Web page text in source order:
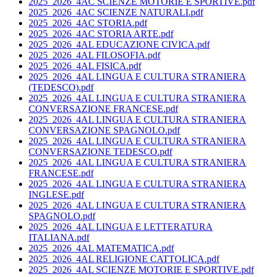
2025_2026_4AC SCIENZE NATURALI.pdf
2025_2026_4AC STORIA.pdf
2025_2026_4AC STORIA ARTE.pdf
2025_2026_4AL EDUCAZIONE CIVICA.pdf
2025_2026_4AL FILOSOFIA.pdf
2025_2026_4AL FISICA.pdf
2025_2026_4AL LINGUA E CULTURA STRANIERA
(TEDESCO).pdf
2025_2026_4AL LINGUA E CULTURA STRANIERA
CONVERSAZIONE FRANCESE.pdf
2025_2026_4AL LINGUA E CULTURA STRANIERA
CONVERSAZIONE SPAGNOLO.pdf
2025_2026_4AL LINGUA E CULTURA STRANIERA
CONVERSAZIONE TEDESCO.pdf
2025_2026_4AL LINGUA E CULTURA STRANIERA
FRANCESE.pdf
2025_2026_4AL LINGUA E CULTURA STRANIERA
INGLESE.pdf
2025_2026_4AL LINGUA E CULTURA STRANIERA
SPAGNOLO.pdf
2025_2026_4AL LINGUA E LETTERATURA
ITALIANA.pdf
2025_2026_4AL MATEMATICA.pdf
2025_2026_4AL RELIGIONE CATTOLICA.pdf
2025_2026_4AL SCIENZE MOTORIE E SPORTIVE.pdf